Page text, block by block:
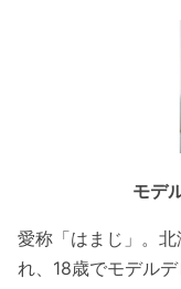
モデ
愛称「はまじ」。
れ、18歳でモデル